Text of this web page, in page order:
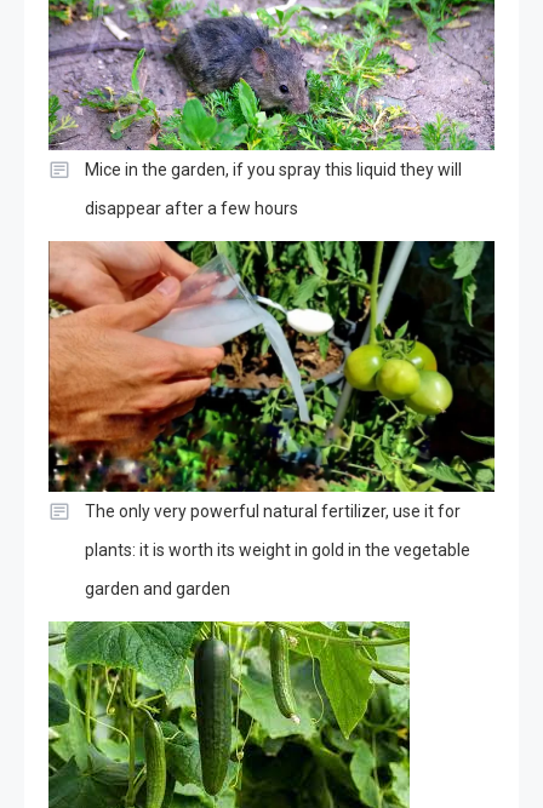
Mice in the garden, if you spray this liquid they will
disappear after a few hours
The only very powerful natural fertilizer, use it for
plants: it is worth its weight in gold in the vegetable
garden and garden